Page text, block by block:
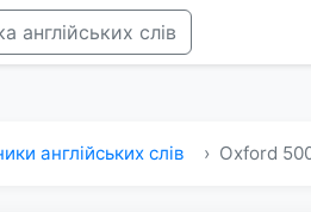
англійських слів
англійських слів Oxford